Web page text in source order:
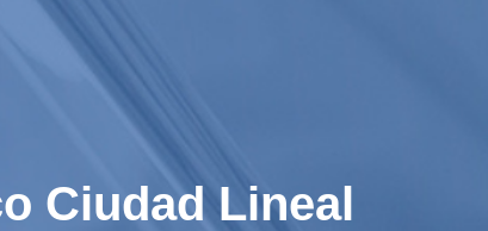
Ciudad Lineal